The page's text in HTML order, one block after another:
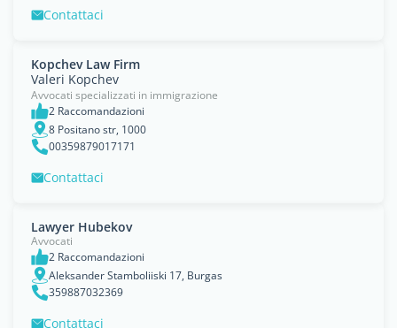
Contattaci
Kopchev Law Firm
Valeri Kopchev
Avvocati specializzati in immigrazione
2 Raccomandazioni
8 Positano str, 1000
00359879017171
Contattaci
Lawyer Hubekov
Avvocati
2 Raccomandazioni
Aleksander Stamboliiski 17, Burgas
359887032369
Contattaci